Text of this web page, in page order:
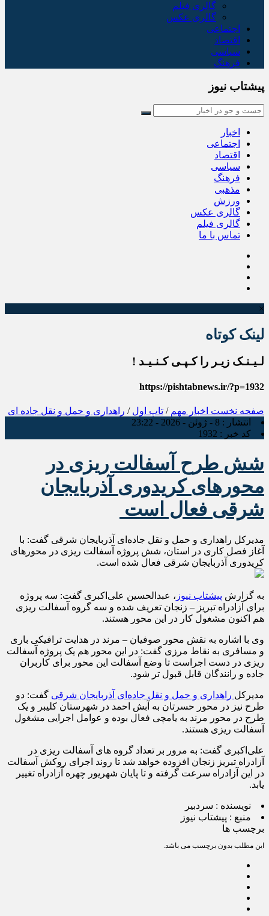
گالری فیلم
گالری عکس
اجتماعی
اقتصاد
سیاسی
فرهنگ
پیشتاب نیوز
اخبار
اجتماعی
اقتصاد
سیاسی
فرهنگ
مذهبی
ورزش
گالری عکس
گالری فیلم
تماس با ما
×
لینک کوتاه
لـیـنـک زیـر را کـپـی کـنـیـد !
https://pishtabnews.ir/?p=1932
صفحه نخست اخبار مهم / تاپ اول / راهداری و حمل و نقل جاده ای
انتشار : 8 - ژوئن - 2026 - 23:22
کد خبر : 1932
شش طرح آسفالت ریزی در
محورهای کریدوری آذربایجان
شرقی فعال است
مدیرکل راهداری و حمل و نقل جاده‌ای آذربایجان شرقی گفت: با
آغاز فصل کاری در استان، شش پروژه آسفالت ریزی در محورهای
کریدوری آذربایجان شرقی فعال شده است.
به گزارش پیشتاب نیوز ، عبدالحسین علی‌اکبری گفت: سه پروژه
برای آزادراه تبریز – زنجان تعریف شده و سه گروه آسفالت ریزی
هم اکنون مشغول کار در این‌ محور هستند.
وی با اشاره به نقش محور صوفیان – مرند در هدایت ترافیکی باری
و‌ مسافری به نقاط مرزی گفت: در این محور هم یک پروژه آسفالت
ریزی در دست اجراست تا وضع آسفالت این محور برای کاربران
جاده و رانندگان قابل قبول تر شود‌.
مدیرکل راهداری و حمل و نقل جاده‌ای آذربایجان شرقی گفت: دو‌
طرح نیز در محور حسرتان به آبش احمد در شهرستان کلیبر و یک
طرح در محور مرند به یامچی فعال بوده و عوامل اجرایی مشغول
آسفالت ریزی هستند.
علی‌اکبری گفت: به مرور بر تعداد گروه های آسفالت ریزی در
آزادراه تبریز زنجان افزوده خواهد شد تا روند اجرای روکش آسفالت
در این آزادراه سرعت گرفته و تا پایان شهریور چهره آزادراه تغییر
یابد.
نویسنده : سردبیر
منبع : پیشتاب نیوز
برچسب ها
این مطلب بدون برچسب می باشد.